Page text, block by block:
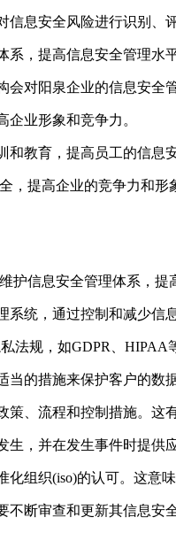
息安全风险进行识别、
，提高信息安全管理水平
对阳泉企业的信息安全
企业形象和竞争力。
教育，提高员工的信息
，提高企业的竞争力和
信息安全管理体系，
统，通过控制和减少信
规，如GDPR、
的措施来保护客户的数
、流程和控制措施。这
，并在发生事件时提供
组织(iso)的认可。这意
断审查和更新其信息安